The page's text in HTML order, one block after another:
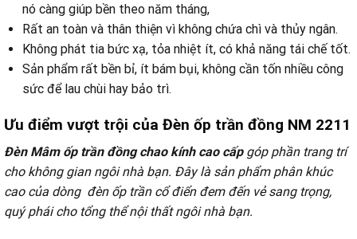
nó càng giúp bền theo năm tháng,
Rất an toàn và thân thiện vì không chứa chì và thủy ngân.
Không phát tia bức xạ, tỏa nhiệt ít, có khả năng tái chế tốt.
Sản phẩm rất bền bỉ, ít bám bụi, không cần tốn nhiều công
sức để lau chùi hay bảo trì.
Ưu điểm vượt trội của Đèn ốp trần đồng NM 2211
Đèn Mâm ốp trần đồng chao kính cao cấpgóp phần trang trí
cho không gian ngôi nhà bạn. Đây là sản phẩm phân khúc
cao của dòng đèn ốp trần cổ điển đem đến vẻ sang trọng,
quý phái cho tổng thể nội thất ngôi nhà bạn.